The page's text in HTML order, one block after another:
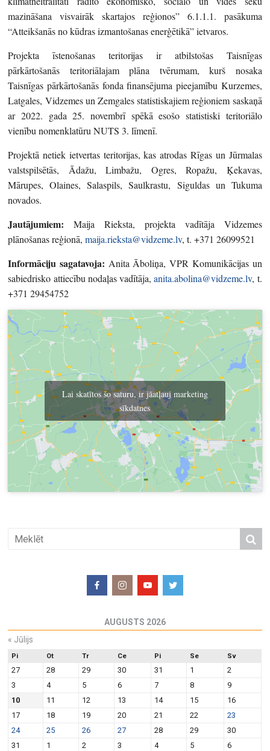
mazināšana visvairāk skartajos reģionos” 6.1.1.1. pasākuma
“Atteikšanās no kūdras izmantošanas enerģētikā” ietvaros.
Projekta īstenošanas teritorijas ir atbilstošas Taisnīgas
pārkārtošanās teritoriālajam plāna tvērumam, kurš nosaka
Taisnīgas pārkārtošanās fonda finansējuma pieejamību Kurzemes,
Latgales, Vidzemes un Zemgales statistiskajiem reģioniem saskaņā
ar 2022. gada 25. novembrī spēkā esošo statistiski teritoriālo
vienību nomenklatūru NUTS 3. līmenī.
Projektā netiek ietvertas teritorijas, kas atrodas Rīgas un Jūrmalas
valstspilsētās, Ādažu, Limbažu, Ogres, Ropažu, Ķekavas,
Mārupes, Olaines, Salaspils, Saulkrastu, Siguldas un Tukuma
novados.
Jautājumiem: Maija Rieksta, projekta vadītāja Vidzemes
plānošanas reģionā,maija.rieksta@vidzeme.lv, t. +371 26099521
Informāciju sagatavoja: Anita Āboliņa, VPR Komunikācijas un
sabiedrisko attiecību nodaļas vadītāja,anita.abolina@vidzeme.lv, t.
+371 29454752
Lai skatītos šo saturu, ir jāatļauj marketing
sīkdatnes
AUGUSTS 2026
« Jūlijs
Pi Ot Tr Ce Pi Se Sv
27 28 29 30 31 1
2
3
4 5 6 7 8
9
10
11 12 13 14 15
16
17
18 19 20 21 22
23
24
25 26 27 28 29
30
31
1 2 3 4 5 6